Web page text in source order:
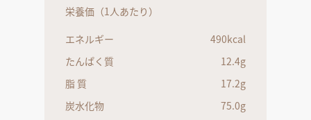
栄養価（1人あたり）
エネルギー
490kcal
たんぱく質
12.4g
脂 質
17.2g
炭水化物
75.0g